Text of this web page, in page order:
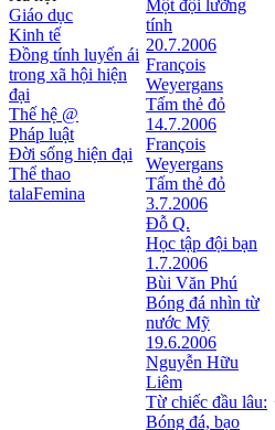
Giáo dục
Kinh tế
Đồng tính luyến ái
trong xã hội hiện
đại
Thế hệ @
Pháp luật
Đời sống hiện đại
Thể thao
talaFemina
Một đội lưỡng
tính
20.7.2006
François
Weyergans
Tấm thẻ đỏ
14.7.2006
François
Weyergans
Tấm thẻ đỏ
3.7.2006
Đỗ Q.
Học tập đội bạn
1.7.2006
Bùi Văn Phú
Bóng đá nhìn từ
nước Mỹ
19.6.2006
Nguyễn Hữu
Liêm
Từ chiếc đầu lâu:
Bóng đá, bạo